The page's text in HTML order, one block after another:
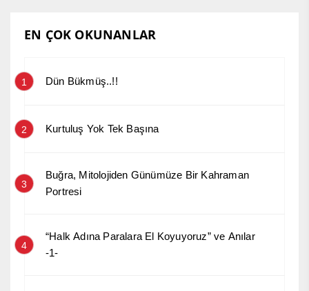
EN ÇOK OKUNANLAR
1 Dün Bükmüş..!!
2 Kurtuluş Yok Tek Başına
3
Buğra, Mitolojiden Günümüze Bir Kahraman
Portresi
4
“Halk Adına Paralara El Koyuyoruz” ve Anılar
-1-